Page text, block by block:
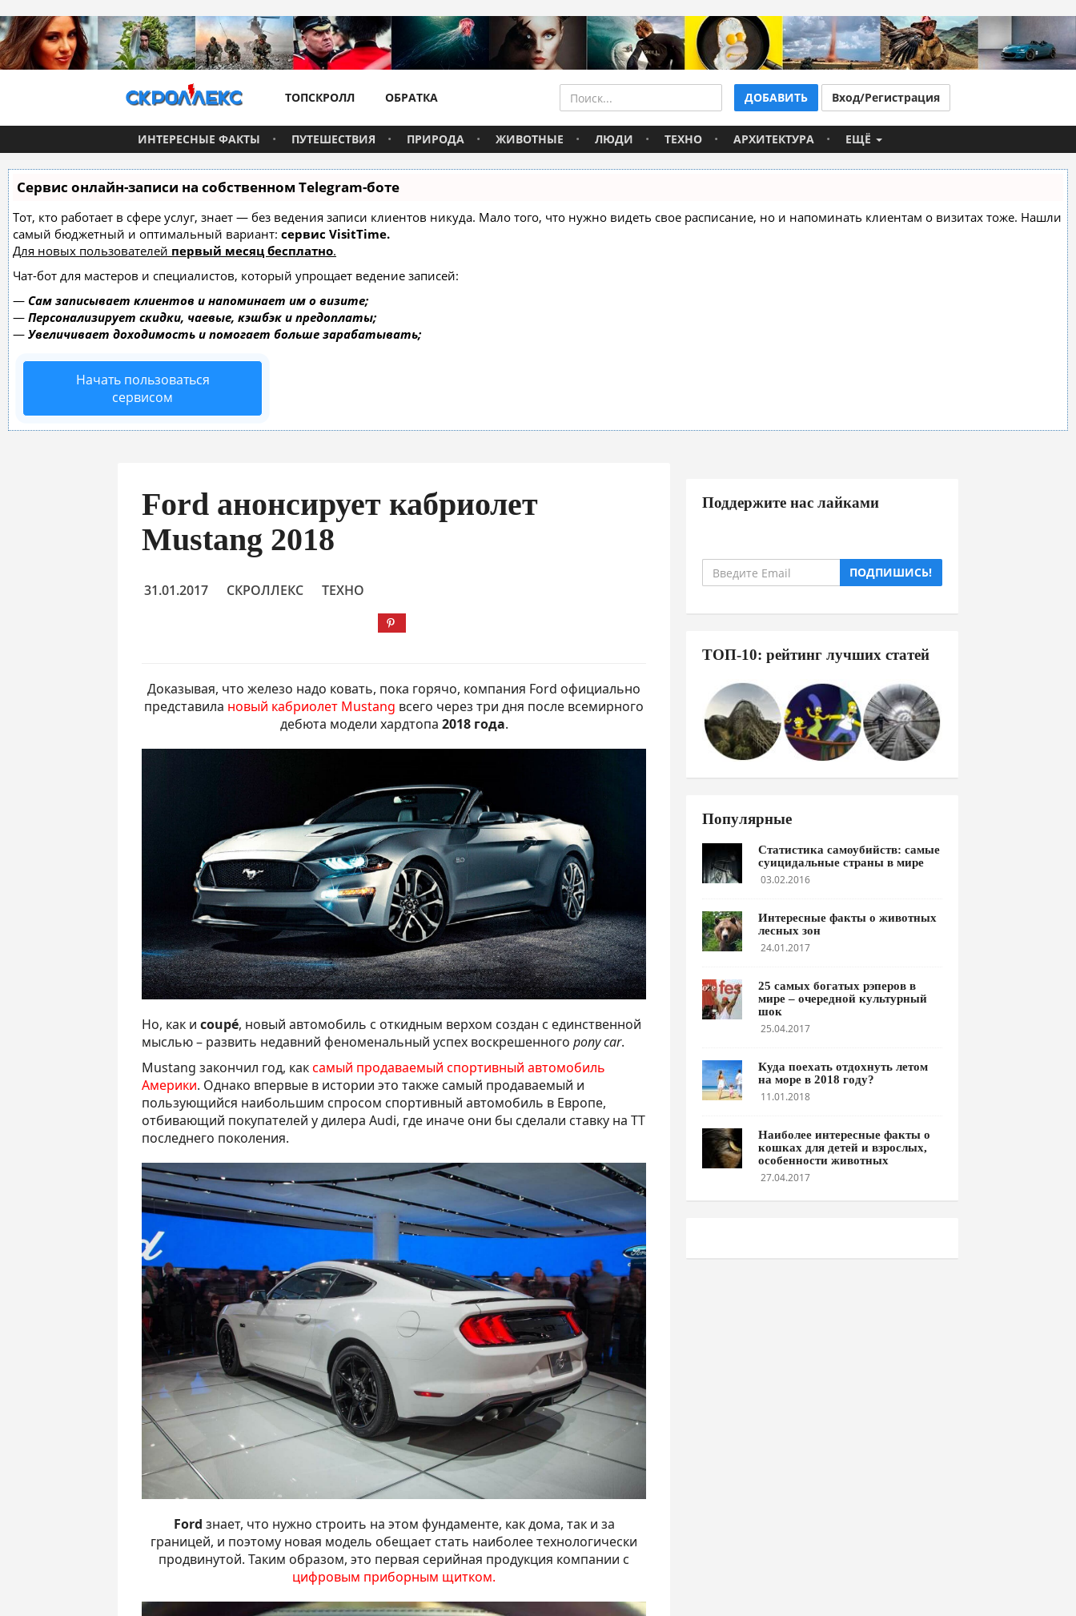
ДОБАВИТЬ Вход/Регистрация
ТОПСКРОЛЛ ОБРАТКА
ИНТЕРЕСНЫЕ ФАКТЫ ПУТЕШЕСТВИЯ ПРИРОДА ЖИВОТНЫЕ ЛЮДИ ТЕХНО АРХИТЕКТУРА ЕЩЁ
Сервис онлайн-записи на собственном Telegram-боте
Тот, кто работает в сфере услуг, знает — без ведения записи клиентов никуда. Мало того, что нужно видеть свое расписание, но и напоминать клиентам о визитах тоже. Нашли
самый бюджетный и оптимальный вариант: сервис VisitTime.
Для новых пользователей первый месяц бесплатно.
Чат-бот для мастеров и специалистов, который упрощает ведение записей:
— Сам записывает клиентов и напоминает им о визите;
— Персонализирует скидки, чаевые, кэшбэк и предоплаты;
— Увеличивает доходимость и помогает больше зарабатывать;
Начать пользоваться
сервисом
Ford анонсирует кабриолет
Mustang 2018
31.01.2017 СКРОЛЛЕКС ТЕХНО
Доказывая, что железо надо ковать, пока горячо, компания Ford официально
представила новый кабриолет Mustang всего через три дня после всемирного
дебюта модели хардтопа 2018 года.
Но, как и coupé, новый автомобиль с откидным верхом создан с единственной
мыслью – развить недавний феноменальный успех воскрешенного pony car.
Mustang закончил год, каксамый продаваемый спортивный автомобиль
Америки. Однако впервые в истории это также самый продаваемый и
пользующийся наибольшим спросом спортивный автомобиль в Европе,
отбивающий покупателей у дилера Audi, где иначе они бы сделали ставку на TT
последнего поколения.
Ford знает, что нужно строить на этом фундаменте, как дома, так и за
границей, и поэтому новая модель обещает стать наиболее технологически
продвинутой. Таким образом, это первая серийная продукция компании с
цифровым приборным щитком.
Поддержите нас лайками
ПОДПИШИСЬ!
ТОП-10: рейтинг лучших статей
Популярные
Статистика самоубийств: самые
суицидальные страны в мире
03.02.2016
Интересные факты о животных
лесных зон
24.01.2017
25 самых богатых рэперов в
мире – очередной культурный
шок
25.04.2017
Куда поехать отдохнуть летом
на море в 2018 году?
11.01.2018
Наиболее интересные факты о
кошках для детей и взрослых,
особенности животных
27.04.2017